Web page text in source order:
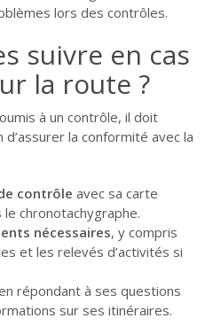
lors des contrôles.
suivre en cas
la route ?
à un contrôle, il doit
la conformité avec la
contrôle avec sa carte
chronotachygraphe.
nécessaires, y compris
et les relevés d’activités si
répondant à ses questions
sur ses itinéraires.